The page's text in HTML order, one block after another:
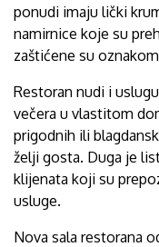
ponudi imaju lički
namirnice koje su
zaštićene su
Restoran nudi i
večera u vlastitom
prigodnih ili
želji gosta. Duga je
klijenata koji su
usluge.
Nova sala restorana